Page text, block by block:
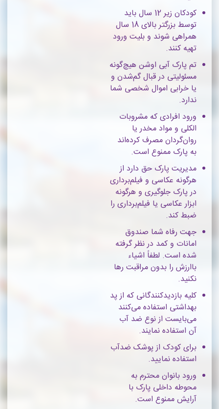
کودکان زیر 12 سال باید
توسط بزرگتر بالای 18 سال
همراهی شوند و بلیت ورود
تهیه کنند.
تم پارک آبی اوشن هیچ‌گونه
مسئولیتی در قبال گم‌شدن و
یا خرابی اموال شخصی شما
ندارد.
ورود افرادی که مشروبات
الکلی و مواد مخدر یا
روان‌گردان مصرف کرده‌اند
به پارک ممنوع است.
مدیریت پارک حق دارد از
هرگونه عکاسی و فیلم‌برداری
در پارک جلوگیری و هرگونه
ابزار عکاسی یا فیلم‌برداری را
ضبط کند.
جهت رفاه شما صندوق
امانات و کمد در نظر گرفته
شده است. لطفاً اشیاء
باارزش را بدون مراقبت رها
نکنید.
کلیه بازدیدکنندگانی که از پد
بهداشتی استفاده می‌کنند
می‌بایست از نوع ضد آب
آن استفاده نمایند.
برای کودک از پوشک ضدآب
استفاده نمایید.
ورود بانوان محترم به
محوطه داخلی پارک با
آرایش ممنوع است.